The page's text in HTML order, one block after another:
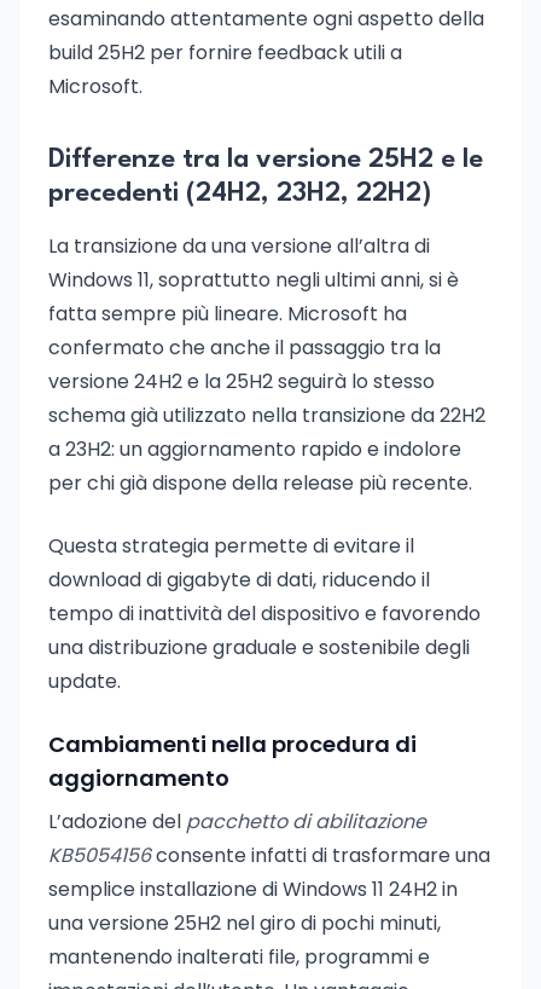
esaminando attentamente ogni aspetto della
build 25H2 per fornire feedback utili a
Microsoft.
Differenze tra la versione 25H2 e le
precedenti (24H2, 23H2, 22H2)
La transizione da una versione all’altra di
Windows 11, soprattutto negli ultimi anni, si è
fatta sempre più lineare. Microsoft ha
confermato che anche il passaggio tra la
versione 24H2 e la 25H2 seguirà lo stesso
schema già utilizzato nella transizione da 22H2
a 23H2: un aggiornamento rapido e indolore
per chi già dispone della release più recente.
Questa strategia permette di evitare il
download di gigabyte di dati, riducendo il
tempo di inattività del dispositivo e favorendo
una distribuzione graduale e sostenibile degli
update.
Cambiamenti nella procedura di
aggiornamento
L’adozione del pacchetto di abilitazione
KB5054156consente infatti di trasformare una
semplice installazione di Windows 11 24H2 in
una versione 25H2 nel giro di pochi minuti,
mantenendo inalterati file, programmi e